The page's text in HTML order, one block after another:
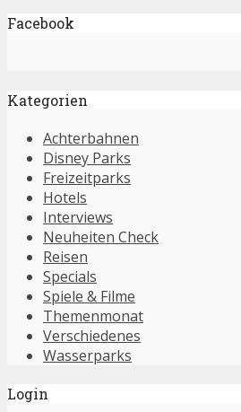
Facebook
Kategorien
Achterbahnen
Disney Parks
Freizeitparks
Hotels
Interviews
Neuheiten Check
Reisen
Specials
Spiele & Filme
Themenmonat
Verschiedenes
Wasserparks
Login